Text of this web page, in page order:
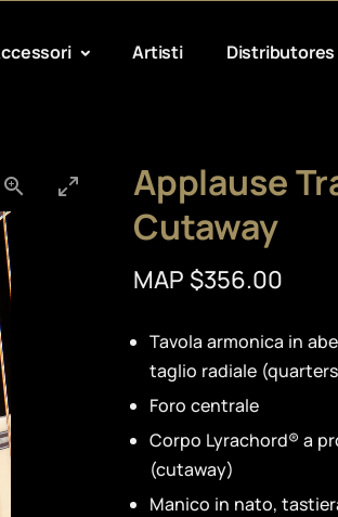
Artisti Distributores
Applause
Cutaway
MAP $356.00
Tavola armonica in
taglio radiale
Foro centrale
Corpo Lyrachord® a
(cutaway)
Manico in nato,